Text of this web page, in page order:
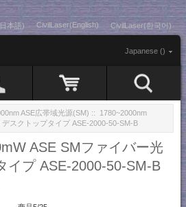
本語) CivilLaser(English) CivilLaser(한국어)
Japanese ()
ASE広帯域光源(SM) :: 1780~2000nm
スクトップタイプ ASE-2000-50-SM-B
ASE SMファイバー光
イプ ASE-2000-50-SM-B